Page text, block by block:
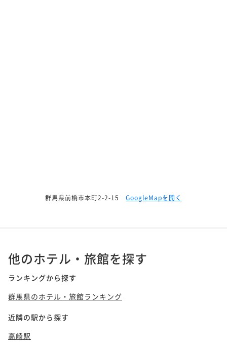
群馬県前橋市本町2-2-15 GoogleMapを開く
他のホテル・旅館を探す
ランキングから探す
群馬県のホテル・旅館ランキング
近隣の駅から探す
高崎駅